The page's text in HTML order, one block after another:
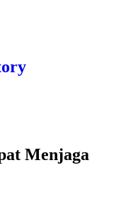
Menjaga